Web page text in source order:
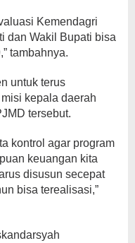
Kemendagri
dan Wakil Bupati bisa
tambahnya.
untuk terus
kepala daerah
tersebut.
kontrol agar program
keuangan kita
disusun secepat
bisa terealisasi,”